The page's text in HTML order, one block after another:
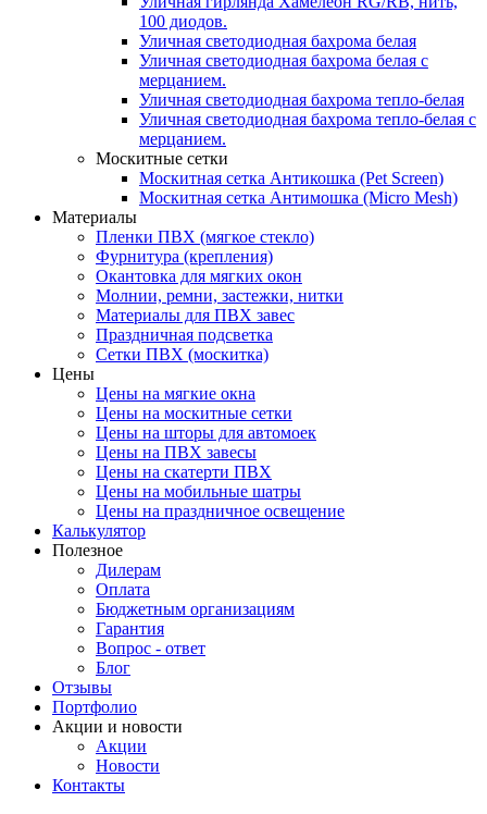
100 диодов.
Уличная светодиодная бахрома белая
Уличная светодиодная бахрома белая с
мерцанием.
Уличная светодиодная бахрома тепло-белая
Уличная светодиодная бахрома тепло-белая с
мерцанием.
Москитные сетки
Москитная сетка Антикошка (Pet Screen)
Москитная сетка Антимошка (Micro Mesh)
Материалы
Пленки ПВХ (мягкое стекло)
Фурнитура (крепления)
Окантовка для мягких окон
Молнии, ремни, застежки, нитки
Материалы для ПВХ завес
Праздничная подсветка
Сетки ПВХ (москитка)
Цены
Цены на мягкие окна
Цены на москитные сетки
Цены на шторы для автомоек
Цены на ПВХ завесы
Цены на скатерти ПВХ
Цены на мобильные шатры
Цены на праздничное освещение
Калькулятор
Полезное
Дилерам
Оплата
Бюджетным организациям
Гарантия
Вопрос - ответ
Блог
Отзывы
Портфолио
Акции и новости
Акции
Новости
Контакты